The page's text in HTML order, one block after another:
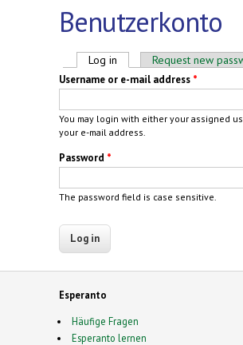
Benutzerkonto
Primary tabs
Log in (active tab)Request new
Username or e-mail address *
You may login with either your assigned
your e-mail address.
Password *
The password field is case sensitive.
Esperanto
Häufige Fragen
Esperanto lernen